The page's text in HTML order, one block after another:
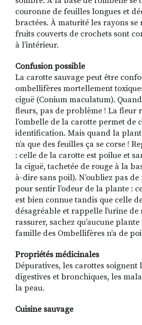
couronne de feuilles longues et
bractées. À maturité les rayons se
fruits couverts de crochets sont
à l’intérieur.
Confusion possible
La carotte sauvage peut être
ombellifères mortellement
ciguë (Conium maculatum).
fleurs, pas de problème ! La fleur
l’ombelle de la carotte permet de
identification. Mais quand la
n’a que des feuilles ça se corse !
: celle de la carotte est poilue et
la ciguë, tachetée de rouge à la
à-dire sans poil). N’oubliez pas
pour sentir l’odeur de la plante :
est bien connue tandis que celle
désagréable et rappelle l’urine
rassurer, sachez qu’aucune
famille des Ombellifères n’a de
Propriétés médicinales
Dépuratives, les carottes
digestives et bronchiques, les
la peau.
Cuisine sauvage